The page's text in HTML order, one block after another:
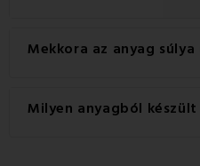
Mekkora az anyag súlya
A termékhez használt anyag
Milyen anyagból